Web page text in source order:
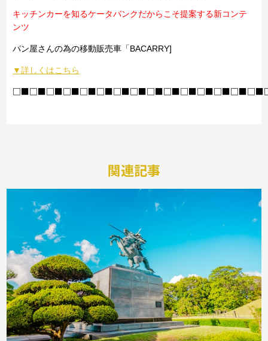
キッチンカーを知るケータバンクだからこそ提案する新コンテ
ンツ
パン屋さんの為の移動販売車「BACARRY]
▼詳しくはこちら
関連記事